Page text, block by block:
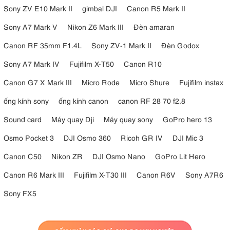
bảo vệ đáng tin cậy khỏi các yếu tố thời tiết, trong khi lớp phủ
bị bám bẩn.
nhược điểm
Sony ZV E10 Mark II
gimbal DJI
Canon R5 Mark II
Sony A7 Mark V
Nikon Z6 Mark III
Đèn amaran
Canon RF 35mm F1.4L
Sony ZV-1 Mark II
Đèn Godox
Sony A7 Mark IV
Fujifilm X-T50
Canon R10
Canon G7 X Mark III
Micro Rode Micro Shure
Fujifilm instax
ống kính sony
ống kính canon
canon RF 28 70 f2.8
Sound card
Máy quay Dji Máy quay sony
GoPro hero 13
Osmo Pocket 3
DJI Osmo 360 Ricoh GR IV
DJI Mic 3
Canon C50
Nikon ZR DJI Osmo Nano
GoPro Lit Hero
Canon R6 Mark III
Fujifilm X-T30 III Canon R6V
Sony A7R6
Sony FX5